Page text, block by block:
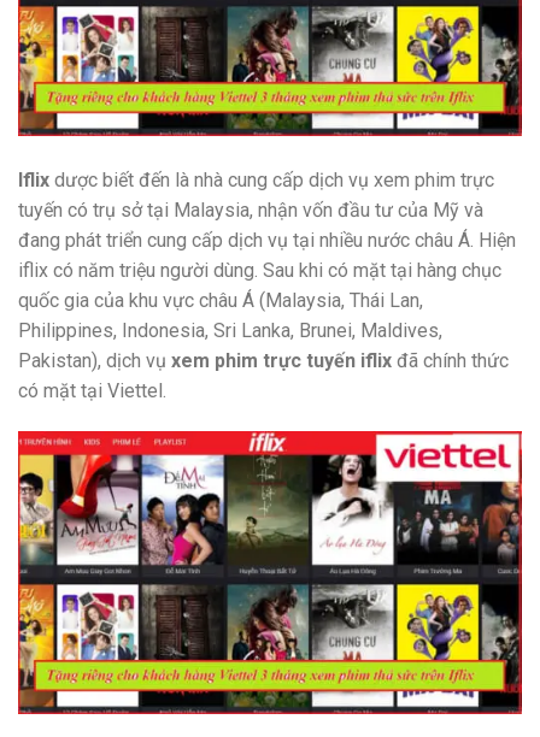
Iflix dược biết đến là nhà cung cấp dịch vụ xem phim trực
tuyến có trụ sở tại Malaysia, nhận vốn đầu tư của Mỹ và
đang phát triển cung cấp dịch vụ tại nhiều nước châu Á. Hiện
iflix có năm triệu người dùng. Sau khi có mặt tại hàng chục
quốc gia của khu vực châu Á (Malaysia, Thái Lan,
Philippines, Indonesia, Sri Lanka, Brunei, Maldives,
Pakistan), dịch vụ xem phim trực tuyến iflix đã chính thức
có mặt tại Viettel.